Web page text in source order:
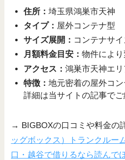
住所： 埼玉県鴻巣市天神
タイプ： 屋外コンテナ型
サイズ展開： コンテナサイ
月額料金目安： 物件により
アクセス： 鴻巣市天神エリ
特徴： 地元密着の屋外コ
詳細は当サイトの記事でご
→ BIGBOXの口コミや料金の
ッグボックス）トランクルー
口・越谷で借りるなら読んで